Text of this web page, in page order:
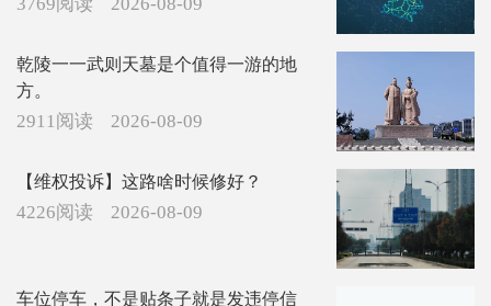
乾陵一一武则天墓是个值得一游的地
方。
2911阅读 2026-08-09
【维权投诉】这路啥时候修好？
4226阅读 2026-08-09
车位停车，不是贴条子就是发违停信